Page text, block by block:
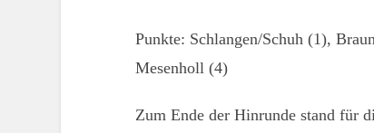
Punkte: Schlangen/Schuh (1),
Mesenholl (4)
Zum Ende der Hinrunde stand für